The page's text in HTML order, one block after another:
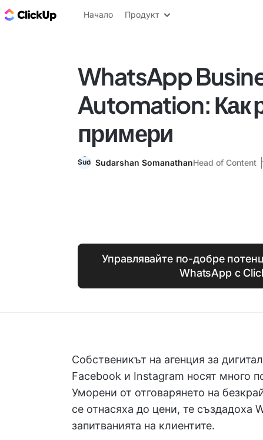
ClickUp блог
Начало Продукт
WhatsApp
Automation: Как
примери
Sudarshan SomanathanHead of Content
Управлявайте по-добре
WhatsApp с
Собственикът на агенция за
Facebook и Instagram носят много
Уморени от отговарянето на
се отнасяха до цени, те създадоха
запитванията на клиентите.